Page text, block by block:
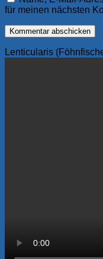
für meinen nächsten
Lenticularis